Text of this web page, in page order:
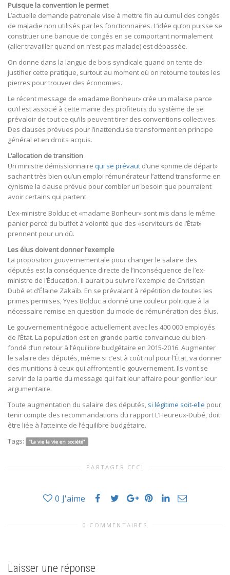
Puisque la convention le permet
L’actuelle demande patronale vise à mettre fin au cumul des congés
de maladie non utilisés par les fonctionnaires. L’idée qu’on puisse se
constituer une banque de congés en se comportant normalement
(aller travailler quand on n’est pas malade) est dépassée.
On donne dans la langue de bois syndicale quand on tente de
justifier cette pratique, surtout au moment où on retourne toutes les
pierres pour trouver des économies.
Le récent message de «madame Bonheur» crée un malaise parce
qu’il est associé à cette manie des profiteurs du système de se
prévaloir de tout ce qu’ils peuvent tirer des conventions collectives.
Des clauses prévues pour l’inattendu se transforment en principe
général et en droits acquis.
L’allocation de transition
Un ministre démissionnaire qui se prévaut d’une «prime de départ»
sachant très bien qu’un emploi rémunérateur l’attend transforme en
cynisme la clause prévue pour combler un besoin que pourraient
avoir certains qui partent.
L’ex-ministre Bolduc et «madame Bonheur» sont mis dans le même
panier percé du buffet à volonté que des «serviteurs de l’État»
prennent pour un dû.
Les élus doivent donner l’exemple
La proposition gouvernementale pour changer le salaire des
députés est la conséquence directe de l’inconséquence de l’ex-
ministre de l’Éducation. Il aurait pu suivre l’exemple de Christian
Dubé et d’Élaine Zakaïb. En se prévalant à répétition de toutes les
primes permises, Yves Bolduc a donné une couleur politique à la
nécessaire remise en question du mode de rémunération des élus.
Le gouvernement négocie actuellement avec les 400 000 employés
de l’État. La population est en grande partie convaincue du bien-
fondé d’un retour à l’équilibre budgétaire en 2015-2016. Augmenter
le salaire des députés, même si c’est à coût nul pour l’État, va donner
des munitions à ceux qui affrontent le gouvernement. Ils vont se
servir de la partie du message qui fait leur affaire pour gonfler leur
argumentaire.
Toute augmentation du salaire des députés, si légitime soit-elle pour
tenir compte des recommandations du rapport L’Heureux-Dubé, doit
être liée à l’atteinte de l’équilibre budgétaire.
Tags:
"La vie la vie en société"
PARTAGER CECI
0 J'aime
0 COMMENTAIRES
Laisser une réponse